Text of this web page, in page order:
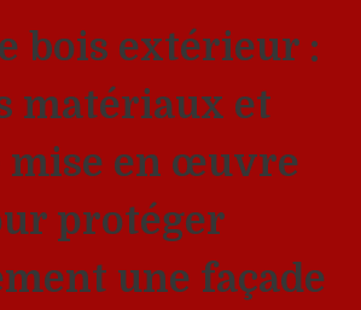
bois extérieur :
matériaux et
mise en œuvre
protéger
une façade